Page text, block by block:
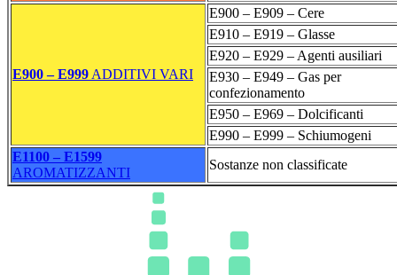
E900 – E999 ADDITIVI VARI
E900 – E909 – Cere
E910 – E919 – Glasse
E920 – E929 – Agenti ausiliari
E930 – E949 – Gas per
confezionamento
E950 – E969 – Dolcificanti
E990 – E999 – Schiumogeni
E1100 – E1599
AROMATIZZANTI
Sostanze non classificate